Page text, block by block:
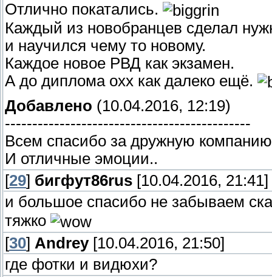
Отлично покатались.
Каждый из новобранцев сделал
и научился чему то новому.
Каждое новое РВД как экзамен.
А до диплома охх как далеко ещё.
Добавлено (10.04.2016, 12:19)
---------------------------------------------
Всем спасибо за дружную компанию
И отличные эмоции..
[29] бигфут86rus [10.04.2016, 21:41]
и большое спасибо не забываем
тяжко
[30] Andrey[10.04.2016, 21:50]
где фотки и видюхи?